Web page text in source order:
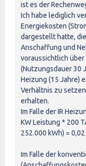
ist es der
Ich habe lediglich
Energiekosten
dargestellt hatte,
Anschaffung und
voraussichtlich über
(Nutzungsdauer 30
Heizung (15 Jahre)
Verhältnis zu
erhalten.
Im Falle der IR
KW Leistung * 200
252.000 kWh) =
Im Falle der